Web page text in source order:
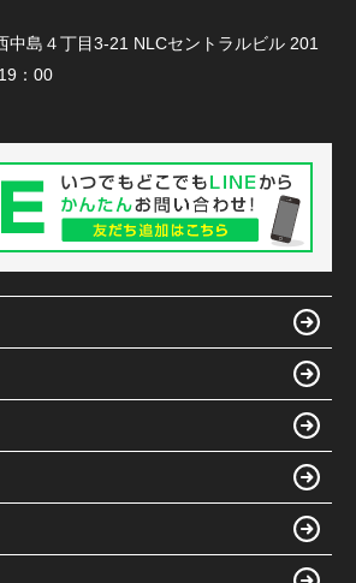
中島４丁目3-21 NLCセントラルビル 201
：00